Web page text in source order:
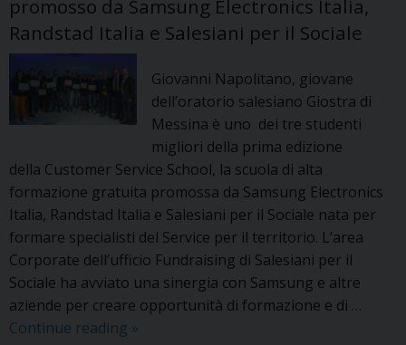
promosso da Samsung Electronics Italia,
Randstad Italia e Salesiani per il Sociale
Giovanni Napolitano, giovane
dell’oratorio salesiano Giostra di
Messina è uno dei tre studenti
migliori della prima edizione
della Customer Service School, la scuola di alta
formazione gratuita promossa da Samsung Electronics
Italia, Randstad Italia e Salesiani per il Sociale nata per
formare specialisti del Service per il territorio. L’area
Corporate dell’ufficio Fundraising di Salesiani per il
Sociale ha avviato una sinergia con Samsung e altre
aziende per creare opportunità di formazione e di …
Continue reading Giovanni
»